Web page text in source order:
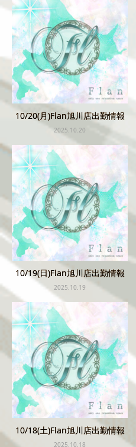
10/20(月)Flan旭川店出勤情報
2025.10.20
10/19(日)Flan旭川店出勤情報
2025.10.19
10/18(土)Flan旭川店出勤情報
2025.10.18